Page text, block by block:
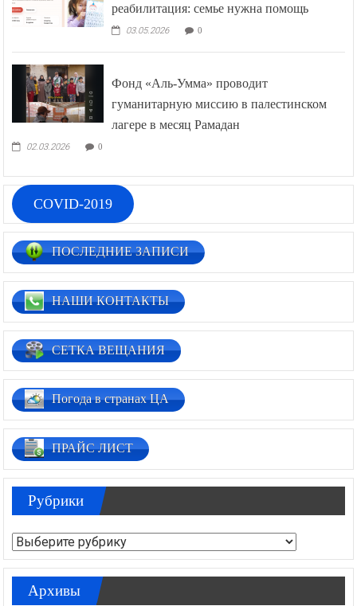
реабилитация: семье нужна помощь
03.05.2026 0
Фонд «Аль-Умма» проводит
гуманитарную миссию в палестинском
лагере в месяц Рамадан
02.03.2026 0
COVID-2019
ПОСЛЕДНИЕ ЗАПИСИ
НАШИ КОНТАКТЫ
СЕТКА ВЕЩАНИЯ
Погода в странах ЦА
ПРАЙС ЛИСТ
Рубрики
Рубрики
Архивы